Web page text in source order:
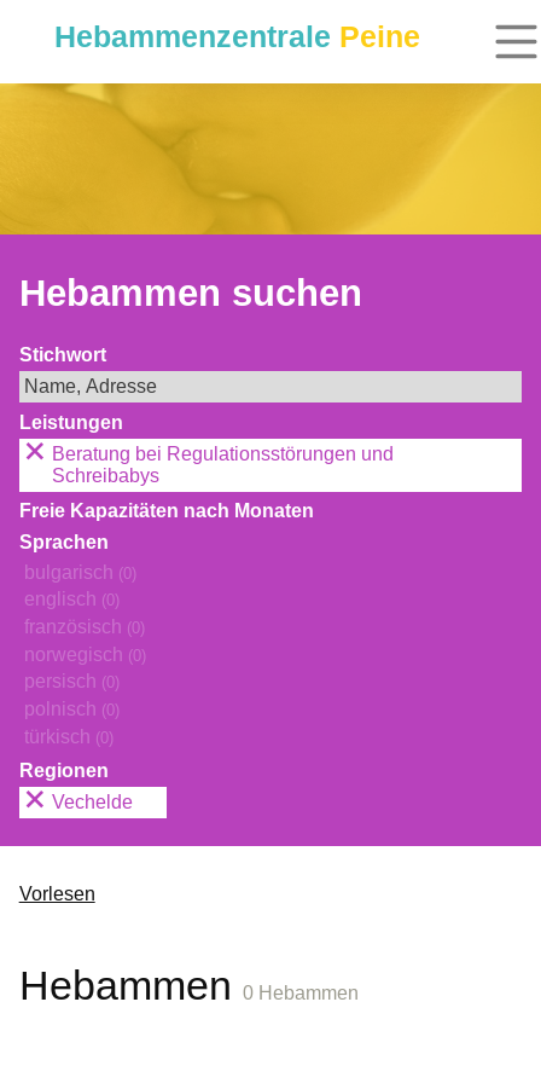
Hebammenzentrale Peine
Hebammen suchen
Stichwort
Leistungen
Beratung bei Regulationsstörungen und
Schreibabys
Freie Kapazitäten nach Monaten
Sprachen
bulgarisch (0)
englisch (0)
französisch (0)
norwegisch (0)
persisch (0)
polnisch (0)
türkisch (0)
Regionen
Vechelde
Vorlesen
Hebammen 0 Hebammen